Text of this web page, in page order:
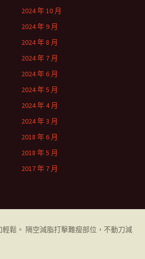
2024 年 10 月
2024 年 9 月
2024 年 8 月
2024 年 7 月
2024 年 6 月
2024 年 5 月
2024 年 4 月
2024 年 3 月
2018 年 6 月
2018 年 5 月
2017 年 7 月
鬆。 隔空減脂打擊難瘦部位，不動刀減